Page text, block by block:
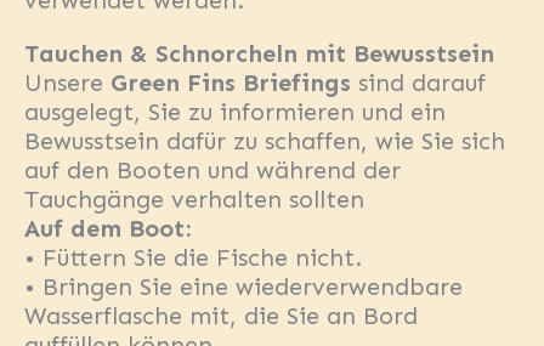
Tauchen & Schnorcheln mit Bewusstsein
Unsere Green Fins Briefings sind darauf
ausgelegt, Sie zu informieren und ein
Bewusstsein dafür zu schaffen, wie Sie sich
auf den Booten und während der
Tauchgänge verhalten sollten
Auf dem Boot:
• Füttern Sie die Fische nicht.
• Bringen Sie eine wiederverwendbare
Wasserflasche mit, die Sie an Bord